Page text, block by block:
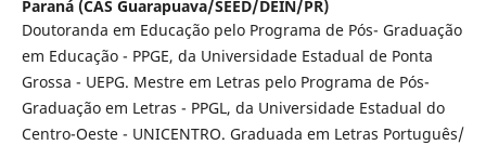
Paraná (CAS Guarapuava/SEED/DEIN/PR)
Doutoranda em Educação pelo Programa de Pós- Graduação
em Educação - PPGE, da Universidade Estadual de Ponta
Grossa - UEPG. Mestre em Letras pelo Programa de Pós-
Graduação em Letras - PPGL, da Universidade Estadual do
Centro-Oeste - UNICENTRO. Graduada em Letras Português/